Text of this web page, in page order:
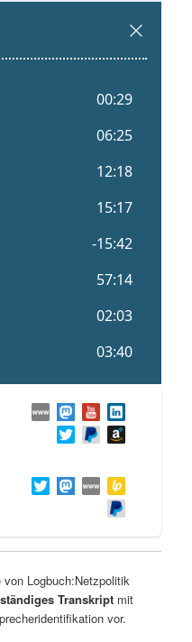
von Logbuch:Netzpolitik
Transkriptmit
vor.